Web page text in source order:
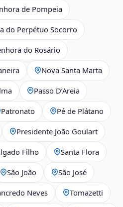
de Pompeia
do Perpétuo Socorro
do Rosário
Nova Santa Marta
Passo D’Areia
Patronato Pé de Plátano
Presidente João Goulart
Filho Santa Flora
São João São José
Neves Tomazetti